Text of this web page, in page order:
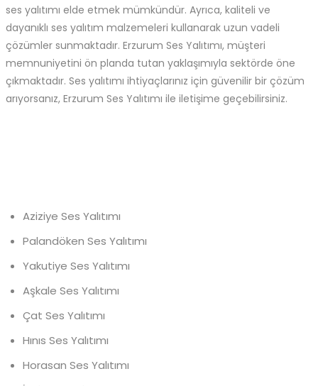
ses yalıtımı elde etmek mümkündür. Ayrıca, kaliteli ve
dayanıklı ses yalıtım malzemeleri kullanarak uzun vadeli
çözümler sunmaktadır. Erzurum Ses Yalıtımı, müşteri
memnuniyetini ön planda tutan yaklaşımıyla sektörde öne
çıkmaktadır. Ses yalıtımı ihtiyaçlarınız için güvenilir bir çözüm
arıyorsanız, Erzurum Ses Yalıtımı ile iletişime geçebilirsiniz.
Aziziye Ses Yalıtımı
Palandöken Ses Yalıtımı
Yakutiye Ses Yalıtımı
Aşkale Ses Yalıtımı
Çat Ses Yalıtımı
Hınıs Ses Yalıtımı
Horasan Ses Yalıtımı